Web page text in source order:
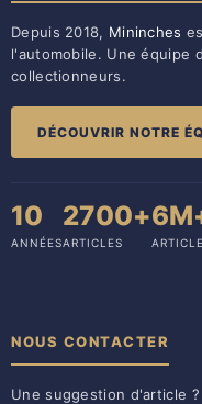
Depuis 2018, Mininches
l'automobile. Une équipe
collectionneurs.
DÉCOUVRIR NOTRE
10
ANNÉES
2700+
ARTICLES
NOUS CONTACTER
Une suggestion d'article